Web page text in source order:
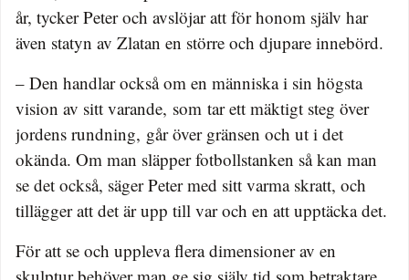
år, tycker Peter och avslöjar att för honom själv har
även statyn av Zlatan en större och djupare innebörd.
– Den handlar också om en människa i sin högsta
vision av sitt varande, som tar ett mäktigt steg över
jordens rundning, går över gränsen och ut i det
okända. Om man släpper fotbollstanken så kan man
se det också, säger Peter med sitt varma skratt, och
tillägger att det är upp till var och en att upptäcka det.
För att se och uppleva flera dimensioner av en